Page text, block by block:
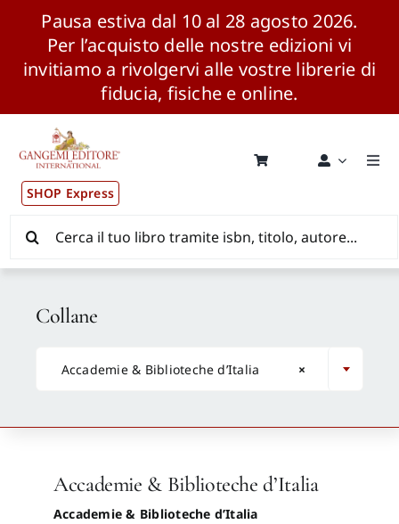
Pausa estiva dal 10 al 28 agosto 2026.
Per l’acquisto delle nostre edizioni vi
invitiamo a rivolgervi alle vostre librerie di
fiducia, fisiche e online.
contenuto
SHOP Express
Pubblicazioni
News ed Eventi
Distribuzione Wolrdwide
CONSIP / MEPA / ANVUR / CINECA
per:
Accademie & Biblioteche d’Italia
Accademie & Biblioteche d’Italia
Collane
×
Accademie & Biblioteche d’Italia